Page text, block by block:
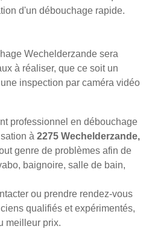
d'un débouchage rapide.
Wechelderzande sera
à réaliser, que ce soit un
inspection par caméra vidéo
professionnel en débouchage
à 2275 Wechelderzande,
genre de problèmes afin de
baignoire, salle de bain,
ou prendre rendez-vous
qualifiés et expérimentés,
meilleur prix.